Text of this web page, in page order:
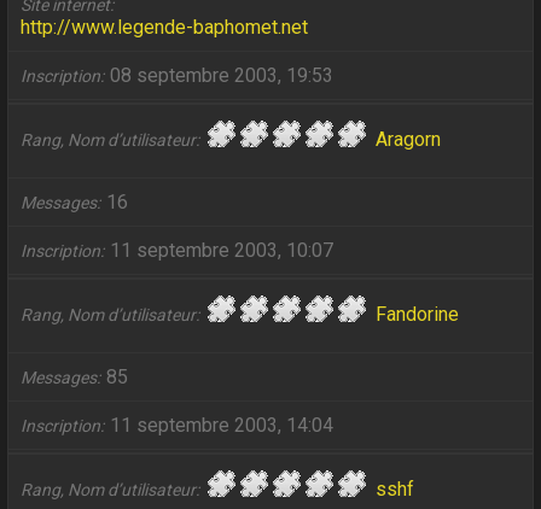
Site internet
http://www.legende-baphomet.net
Inscription 08 septembre 2003, 19:53
Rang, Nom d’utilisateur Aragorn
Messages 16
Inscription 11 septembre 2003, 10:07
Rang, Nom d’utilisateur Fandorine
Messages 85
Inscription 11 septembre 2003, 14:04
Rang, Nom d’utilisateur sshf